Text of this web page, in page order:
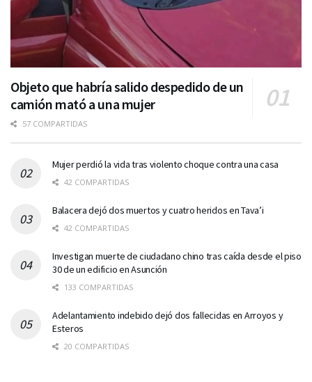
Objeto que habría salido despedido de un
camión mató a una mujer
57 COMPARTIDAS
Mujer perdió la vida tras violento choque contra una casa
42 COMPARTIDAS
Balacera dejó dos muertos y cuatro heridos en Tava’i
42 COMPARTIDAS
Investigan muerte de ciudadano chino tras caída desde el piso
30 de un edificio en Asunción
133 COMPARTIDAS
Adelantamiento indebido dejó dos fallecidas en Arroyos y
Esteros
20 COMPARTIDAS